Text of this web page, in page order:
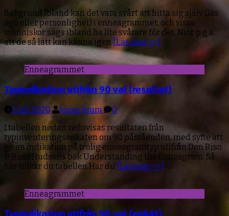
Bakgrund Ibland kan det vara svårt att hitta sig själv (läs
ego eller personlighet) i enneagrammet, och vissa
människor sägs ibland ha lite svårare för det. Nior p.g.a.
att de så lätt kan känna igen[Läs mer >>]
Enneagrammet
Typindikation utifrån 90 val (resultat)
1 juli 2020 Jonaz Juura
0
I tabellen nedan redovisas resultaten från
typinventeringsenkäten om 90 påståenden, med syfte att
ge en indikation på trolig enneagramtyp utifrån Don Riso
& Russ Hudsons bok Understanding the Enneagram. Så
här tolkar du tabellen Har du [Läs mer >>]
Enneagrammet
Typindikation utifrån 90 val (enkät)